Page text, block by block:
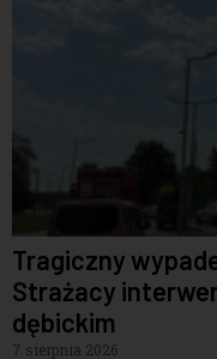
Tragiczny
Strażacy
dębickim
7 sierpnia 2026